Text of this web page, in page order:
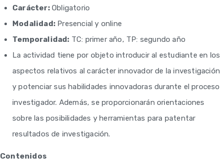
Carácter:Obligatorio
Modalidad: Presencial y online
Temporalidad: TC: primer año, TP: segundo año
La actividad tiene por objeto introducir al estudiante en los
aspectos relativos al carácter innovador de la investigación
y potenciar sus habilidades innovadoras durante el proceso
investigador. Además, se proporcionarán orientaciones
sobre las posibilidades y herramientas para patentar
resultados de investigación.
Contenidos